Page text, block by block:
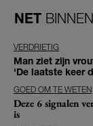
NET BINNEN
VERDRIETIG
Man ziet zijn
'De laatste keer
GOED OM TE WETEN
Deze 6 signalen
is